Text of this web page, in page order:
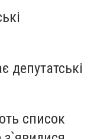
депутатські
список